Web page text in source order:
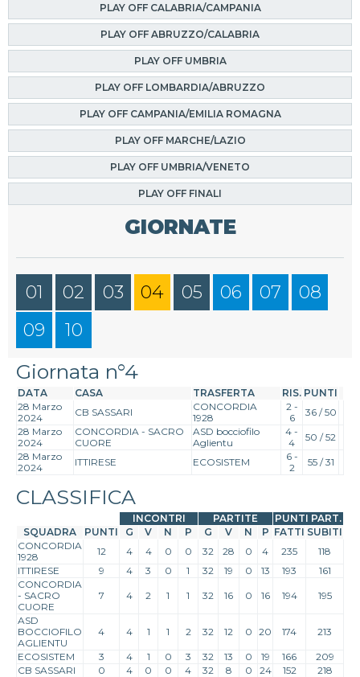
PLAY OFF CALABRIA/CAMPANIA
PLAY OFF ABRUZZO/CALABRIA
PLAY OFF UMBRIA
PLAY OFF LOMBARDIA/ABRUZZO
PLAY OFF CAMPANIA/EMILIA ROMAGNA
PLAY OFF MARCHE/LAZIO
PLAY OFF UMBRIA/VENETO
PLAY OFF FINALI
GIORNATE
01 02 03 04 05 06 07
08
09
10
Giornata n°4
DATA CASA TRASFERTA RIS. PUNTI
28 Marzo
2024
CB SASSARI
CONCORDIA
1928
2 -
6
36 / 50
28 Marzo
2024
CONCORDIA - SACRO
CUORE
ASD bocciofilo
Aglientu
4 -
4
50 / 52
28 Marzo
2024
ITTIRESE ECOSISTEM
6 -
2
55 / 31
CLASSIFICA
INCONTRI PARTITE
PUNTI PART.
SQUADRA
PUNTI G V N P G V N P FATTI SUBITI
CONCORDIA
1928
12 4 4 0 0 32 28 0 4 235
118
ITTIRESE
9 4 3 0 1 32 19 0 13 193
161
CONCORDIA
- SACRO
CUORE
7 4 2 1 1 32 16 0 16 194 195
ASD
BOCCIOFILO
AGLIENTU
4 4 1 1 2 32 12 0 20 174 213
ECOSISTEM 3 4 1 0 3 32 13 0 19 166
209
CB SASSARI
0 4 0 0 4 32 8 0 24 152 218